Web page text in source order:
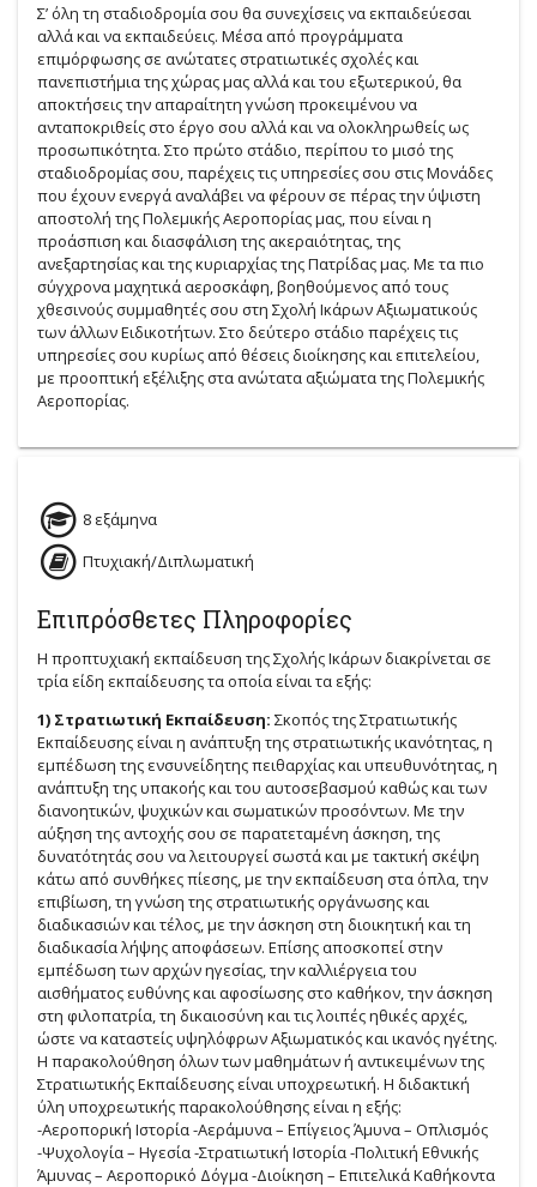
Σ’ όλη τη σταδιοδρομία σου θα συνεχίσεις να εκπαιδεύεσαι
αλλά και να εκπαιδεύεις. Μέσα από προγράμματα
επιμόρφωσης σε ανώτατες στρατιωτικές σχολές και
πανεπιστήμια της χώρας μας αλλά και του εξωτερικού, θα
αποκτήσεις την απαραίτητη γνώση προκειμένου να
ανταποκριθείς στο έργο σου αλλά και να ολοκληρωθείς ως
προσωπικότητα. Στο πρώτο στάδιο, περίπου το μισό της
σταδιοδρομίας σου, παρέχεις τις υπηρεσίες σου στις Μονάδες
που έχουν ενεργά αναλάβει να φέρουν σε πέρας την ύψιστη
αποστολή της Πολεμικής Αεροπορίας μας, που είναι η
προάσπιση και διασφάλιση της ακεραιότητας, της
ανεξαρτησίας και της κυριαρχίας της Πατρίδας μας. Με τα πιο
σύγχρονα μαχητικά αεροσκάφη, βοηθούμενος από τους
χθεσινούς συμμαθητές σου στη Σχολή Ικάρων Αξιωματικούς
των άλλων Ειδικοτήτων. Στο δεύτερο στάδιο παρέχεις τις
υπηρεσίες σου κυρίως από θέσεις διοίκησης και επιτελείου,
με προοπτική εξέλιξης στα ανώτατα αξιώματα της Πολεμικής
Αεροπορίας.
8 εξάμηνα
Πτυχιακή/Διπλωματική
Επιπρόσθετες Πληροφορίες
Η προπτυχιακή εκπαίδευση της Σχολής Ικάρων διακρίνεται σε
τρία είδη εκπαίδευσης τα οποία είναι τα εξής:
1) Στρατιωτική Εκπαίδευση: Σκοπός της Στρατιωτικής
Εκπαίδευσης είναι η ανάπτυξη της στρατιωτικής ικανότητας, η
εμπέδωση της ενσυνείδητης πειθαρχίας και υπευθυνότητας, η
ανάπτυξη της υπακοής και του αυτοσεβασμού καθώς και των
διανοητικών, ψυχικών και σωματικών προσόντων. Με την
αύξηση της αντοχής σου σε παρατεταμένη άσκηση, της
δυνατότητάς σου να λειτουργεί σωστά και με τακτική σκέψη
κάτω από συνθήκες πίεσης, με την εκπαίδευση στα όπλα, την
επιβίωση, τη γνώση της στρατιωτικής οργάνωσης και
διαδικασιών και τέλος, με την άσκηση στη διοικητική και τη
διαδικασία λήψης αποφάσεων. Επίσης αποσκοπεί στην
εμπέδωση των αρχών ηγεσίας, την καλλιέργεια του
αισθήματος ευθύνης και αφοσίωσης στο καθήκον, την άσκηση
στη φιλοπατρία, τη δικαιοσύνη και τις λοιπές ηθικές αρχές,
ώστε να καταστείς υψηλόφρων Αξιωματικός και ικανός ηγέτης.
Η παρακολούθηση όλων των μαθημάτων ή αντικειμένων της
Στρατιωτικής Εκπαίδευσης είναι υποχρεωτική. Η διδακτική
ύλη υποχρεωτικής παρακολούθησης είναι η εξής:
-Αεροπορική Ιστορία -Αεράμυνα – Επίγειος Άμυνα – Οπλισμός
-Ψυχολογία – Ηγεσία -Στρατιωτική Ιστορία -Πολιτική Εθνικής
Άμυνας – Αεροπορικό Δόγμα -Διοίκηση – Επιτελικά Καθήκοντα